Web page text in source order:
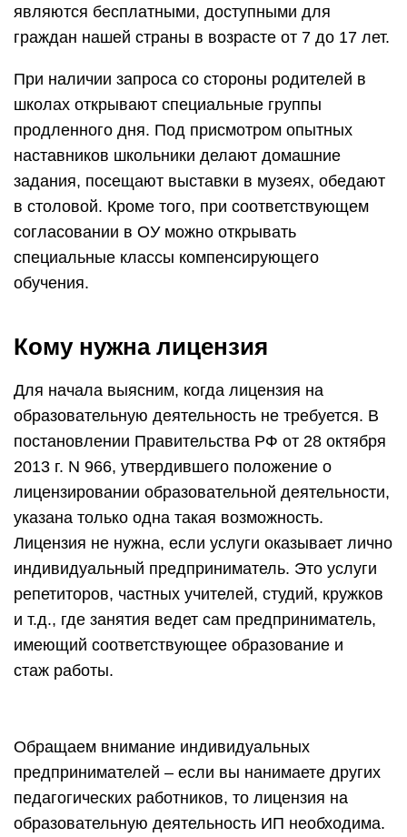
являются бесплатными, доступными для
граждан нашей страны в возрасте от 7 до 17 лет.
При наличии запроса со стороны родителей в
школах открывают специальные группы
продленного дня. Под присмотром опытных
наставников школьники делают домашние
задания, посещают выставки в музеях, обедают
в столовой. Кроме того, при соответствующем
согласовании в ОУ можно открывать
специальные классы компенсирующего
обучения.
Кому нужна лицензия
Для начала выясним, когда лицензия на
образовательную деятельность не требуется. В
постановлении Правительства РФ от 28 октября
2013 г. N 966, утвердившего положение о
лицензировании образовательной деятельности,
указана только одна такая возможность.
Лицензия не нужна, если услуги оказывает лично
индивидуальный предприниматель. Это услуги
репетиторов, частных учителей, студий, кружков
и т.д., где занятия ведет сам предприниматель,
имеющий соответствующее образование и
стаж работы.
Обращаем внимание индивидуальных
предпринимателей – если вы нанимаете других
педагогических работников, то лицензия на
образовательную деятельность ИП необходима.